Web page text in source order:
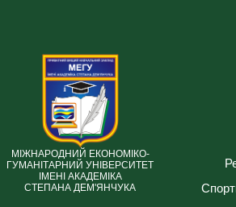
МІЖНАРОДНИЙ ЕКОНОМІКО-
ГУМАНІТАРНИЙ УНІВЕРСИТЕТ
ІМЕНІ АКАДЕМІКА
СТЕПАНА ДЕМ'ЯНЧУКА